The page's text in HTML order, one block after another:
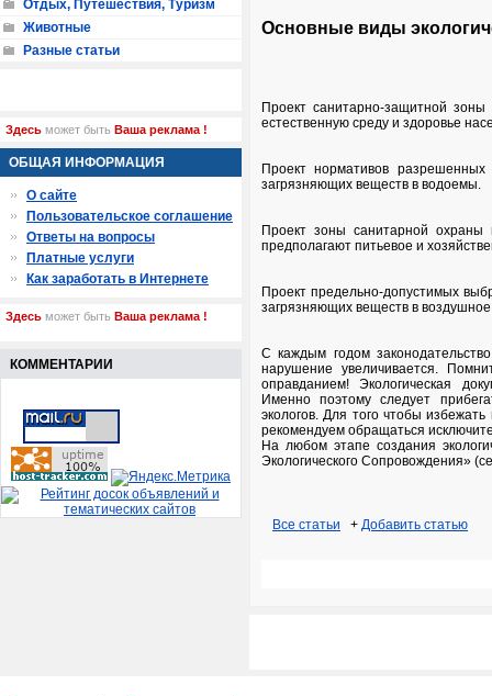
Основные виды
Проект санитарно-защитной зоны
естественную среду и здоровье
Проект нормативов
загрязняющих веществ в водоемы.
Проект зоны санитарной охраны
предполагают питьевое и
Проект предельно-допустимых
загрязняющих веществ в
С каждым годом
нарушение увеличивается.
оправданием! Экологическая
Именно поэтому следует
экологов. Для того чтобы
рекомендуем обращаться
На любом этапе создания
Экологического Сопровождения»
Все статьи + Добавить статью
Отдых, Путешествия, Туризм
Животные
Разные статьи
Здесь может быть Ваша реклама !
ОБЩАЯ ИНФОРМАЦИЯ
О сайте
Пользовательское соглашение
Ответы на вопросы
Платные услуги
Как заработать в Интернете
Здесь может быть Ваша реклама !
КОММЕНТАРИИ